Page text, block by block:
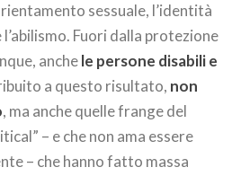
sessuale, l’identità
Fuori dalla protezione
anchele persone disabili e
a questo risultato, non
, ma anche quelle frange del
– e che non ama essere
– che hanno fatto massa